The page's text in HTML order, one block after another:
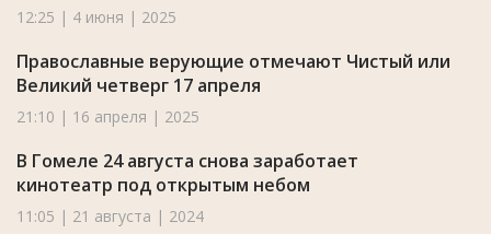
12:25 | 4 июня | 2025
Православные верующие отмечают Чистый или
Великий четверг 17 апреля
21:10 | 16 апреля | 2025
В Гомеле 24 августа снова заработает
кинотеатр под открытым небом
11:05 | 21 августа | 2024